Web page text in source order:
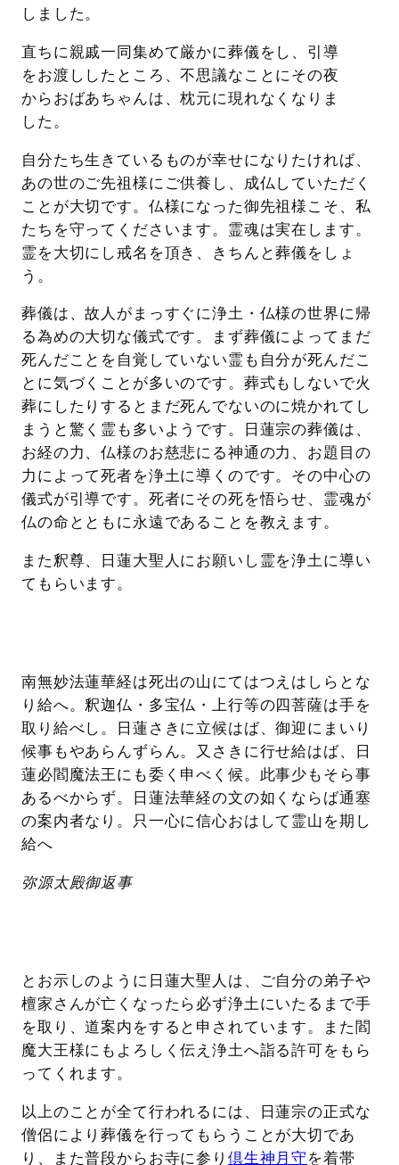
しました。
直ちに親戚一同集めて厳かに葬儀をし、引導
をお渡ししたところ、不思議なことにその夜
からおばあちゃんは、枕元に現れなくなりま
した。
自分たち生きているものが幸せになりたければ、
あの世のご先祖様にご供養し、成仏していただく
ことが大切です。仏様になった御先祖様こそ、私
たちを守ってくださいます。霊魂は実在します。
霊を大切にし戒名を頂き、きちんと葬儀をしょ
う。
葬儀は、故人がまっすぐに浄土・仏様の世界に帰
る為めの大切な儀式です。まず葬儀によってまだ
死んだことを自覚していない霊も自分が死んだこ
とに気づくことが多いのです。葬式もしないで火
葬にしたりするとまだ死んでないのに焼かれてし
まうと驚く霊も多いようです。日蓮宗の葬儀は、
お経の力、仏様のお慈悲にる神通の力、お題目の
力によって死者を浄土に導くのです。その中心の
儀式が引導です。死者にその死を悟らせ、霊魂が
仏の命とともに永遠であることを教えます。
また釈尊、日蓮大聖人にお願いし霊を浄土に導い
てもらいます。
南無妙法蓮華経は死出の山にてはつえはしらとな
り給へ。釈迦仏・多宝仏・上行等の四菩薩は手を
取り給べし。日蓮さきに立候はば、御迎にまいり
候事もやあらんずらん。又さきに行せ給はば、日
蓮必閻魔法王にも委く申べく候。此事少もそら事
あるべからず。日蓮法華経の文の如くならば通塞
の案内者なり。只一心に信心おはして霊山を期し
給へ
弥源太殿御返事
とお示しのように日蓮大聖人は、ご自分の弟子や
檀家さんが亡くなったら必ず浄土にいたるまで手
を取り、道案内をすると申されています。また閻
魔大王様にもよろしく伝え浄土へ詣る許可をもら
ってくれます。
以上のことが全て行われるには、日蓮宗の正式な
僧侶により葬儀を行ってもらうことが大切であ
り、また普段からお寺に参り 倶生神月守 を着帯